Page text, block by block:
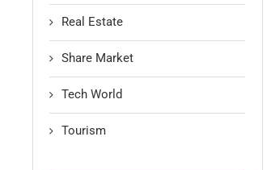
Real Estate
Share Market
Tech World
Tourism